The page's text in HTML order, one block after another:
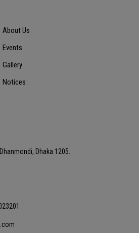
About Us
Events
Gallery
Notices
Dhaka 1205.